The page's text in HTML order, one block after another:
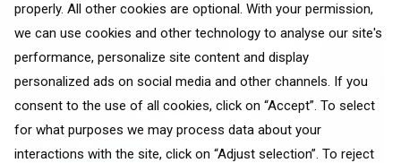
properly. All other cookies are optional. With your permission,
we can use cookies and other technology to analyse our site's
performance, personalize site content and display
personalized ads on social media and other channels. If you
consent to the use of all cookies, click on “Accept”. To select
for what purposes we may process data about your
interactions with the site, click on “Adjust selection”. To reject